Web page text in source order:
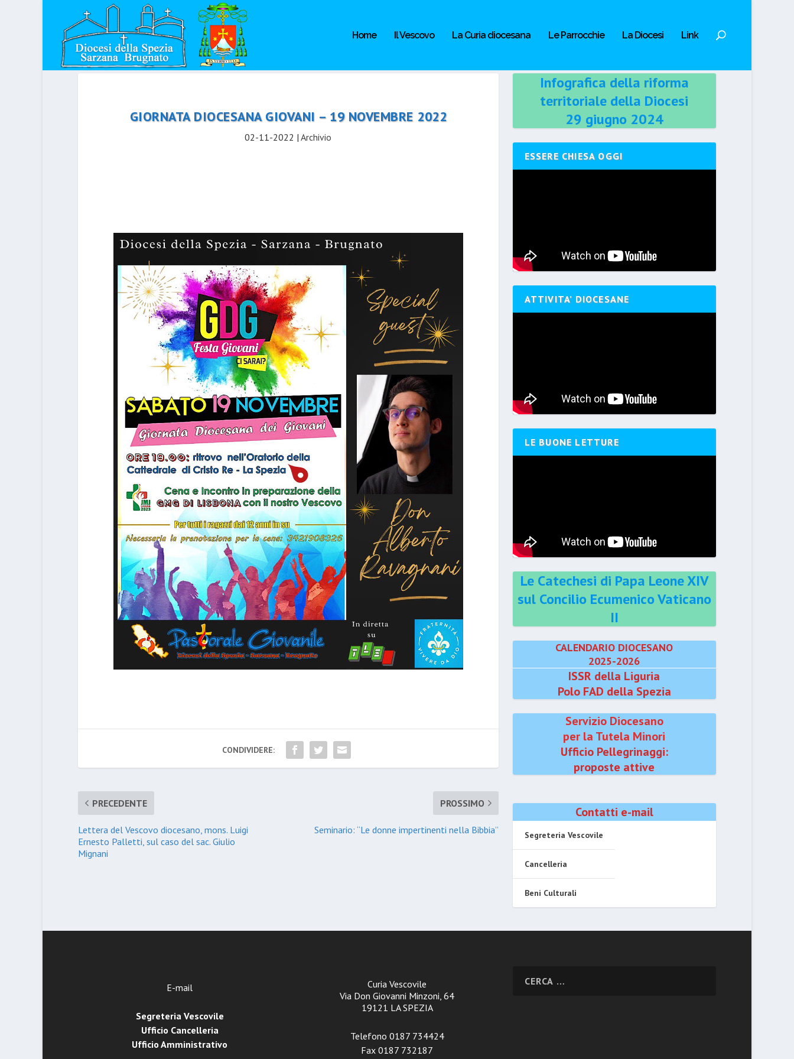
Home Il Vescovo La Curia diocesana Le Parrocchie La Diocesi Link
GIORNATA DIOCESANA GIOVANI – 19 NOVEMBRE 2022
02-11-2022 |Archivio
CONDIVIDERE:
PRECEDENTE
Lettera del Vescovo diocesano, mons. Luigi
Ernesto Palletti, sul caso del sac. Giulio
Mignani
PROSSIMO
Seminario: “Le donne impertinenti nella Bibbia”
Infografica della riforma
territoriale della Diocesi
29 giugno 2024
ESSERE CHIESA OGGI
ATTIVITA’ DIOCESANE
LE BUONE LETTURE
Le Catechesi di Papa Leone XIV
sul Concilio Ecumenico Vaticano
II
CALENDARIO DIOCESANO
2025-2026
ISSR della Liguria
Polo FAD della Spezia
Servizio Diocesano
per la Tutela Minori
Ufficio Pellegrinaggi:
proposte attive
Contatti e-mail
Segreteria Vescovile
Cancelleria
Beni Culturali
E-mail
Segreteria Vescovile
Ufficio Cancelleria
Ufficio Amministrativo
Curia Vescovile
Via Don Giovanni Minzoni, 64
19121 LA SPEZIA
Telefono 0187 734424
Fax 0187 732187